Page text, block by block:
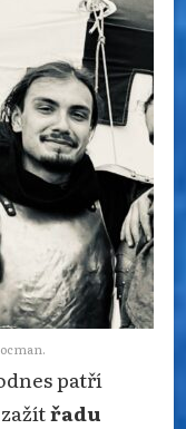
patří
řadu